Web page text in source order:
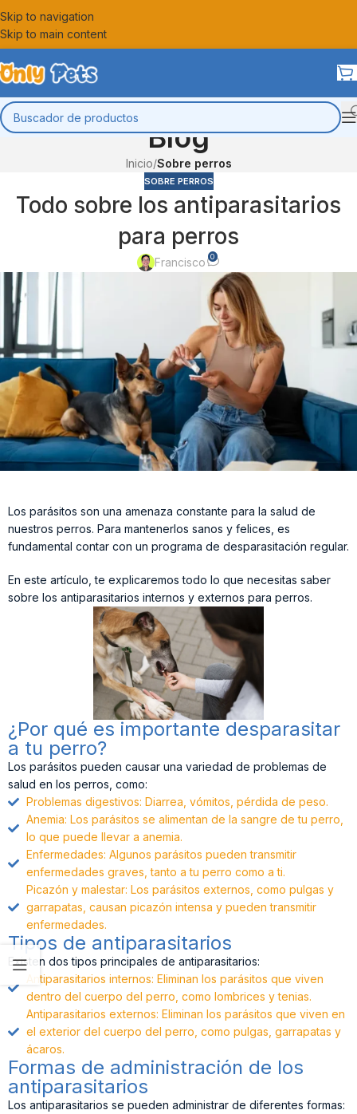
Skip to navigation
Skip to main content
Blog
Inicio/Sobre perros
SOBRE PERROS
Todo sobre los antiparasitarios
para perros
Francisco 0
Los parásitos son una amenaza constante para la salud de
nuestros perros. Para mantenerlos sanos y felices, es
fundamental contar con un programa de desparasitación regular.
En este artículo, te explicaremos todo lo que necesitas saber
sobre los antiparasitarios internos y externos para perros.
¿Por qué es importante desparasitar
a tu perro?
Los parásitos pueden causar una variedad de problemas de
salud en los perros, como:
Problemas digestivos: Diarrea, vómitos, pérdida de peso.
Anemia: Los parásitos se alimentan de la sangre de tu perro,
lo que puede llevar a anemia.
Enfermedades: Algunos parásitos pueden transmitir
enfermedades graves, tanto a tu perro como a ti.
Picazón y malestar: Los parásitos externos, como pulgas y
garrapatas, causan picazón intensa y pueden transmitir
enfermedades.
Tipos de antiparasitarios
Existen dos tipos principales de antiparasitarios:
Antiparasitarios internos: Eliminan los parásitos que viven
dentro del cuerpo del perro, como lombrices y tenias.
Antiparasitarios externos: Eliminan los parásitos que viven en
el exterior del cuerpo del perro, como pulgas, garrapatas y
ácaros.
Formas de administración de los
antiparasitarios
Los antiparasitarios se pueden administrar de diferentes formas: